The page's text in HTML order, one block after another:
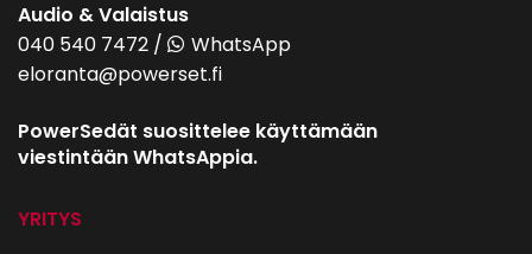
Audio & Valaistus
040 540 7472 /
WhatsApp
eloranta@powerset.fi
PowerSedät suosittelee käyttämään
viestintään WhatsAppia.
YRITYS